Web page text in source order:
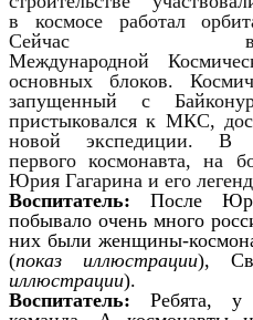
в космосе работал
Сейчас
Международной
основных блоков.
запущенный с
пристыковался к МКС,
новой экспедиции. В
первого космонавта, на
Юрия Гагарина и его
Воспитатель: После
побывало очень много
них были женщины-
(показ иллюстрации),
иллюстрации).
Воспитатель: Ребята, у